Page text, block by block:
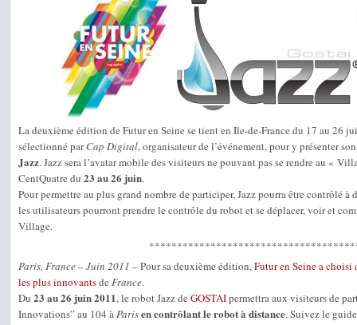
La deuxième édition de Futur en Seine se tient en Ile-de-France du 17 au 26
sélectionné parCap Digital, organisateur de l’événement, pour y présenter
Jazz. Jazz sera l’avatar mobile des visiteurs ne pouvant pas se rendre au «
CentQuatre du 23 au 26 juin.
Pour permettre au plus grand nombre de participer, Jazz pourra être contrôlé
les utilisateurs pourront prendre le contrôle du robot et se déplacer, voir et
Village.
Paris, France – Juin 2011 – Pour sa deuxième édition,Futur en Seine a choisi
les plus innovantsde France.
Du 23 au 26 juin 2011, le robot Jazz de GOSTAIpermettra aux visiteurs de
Innovations” au 104 àParisen contrôlant le robot à distance. Suivez le